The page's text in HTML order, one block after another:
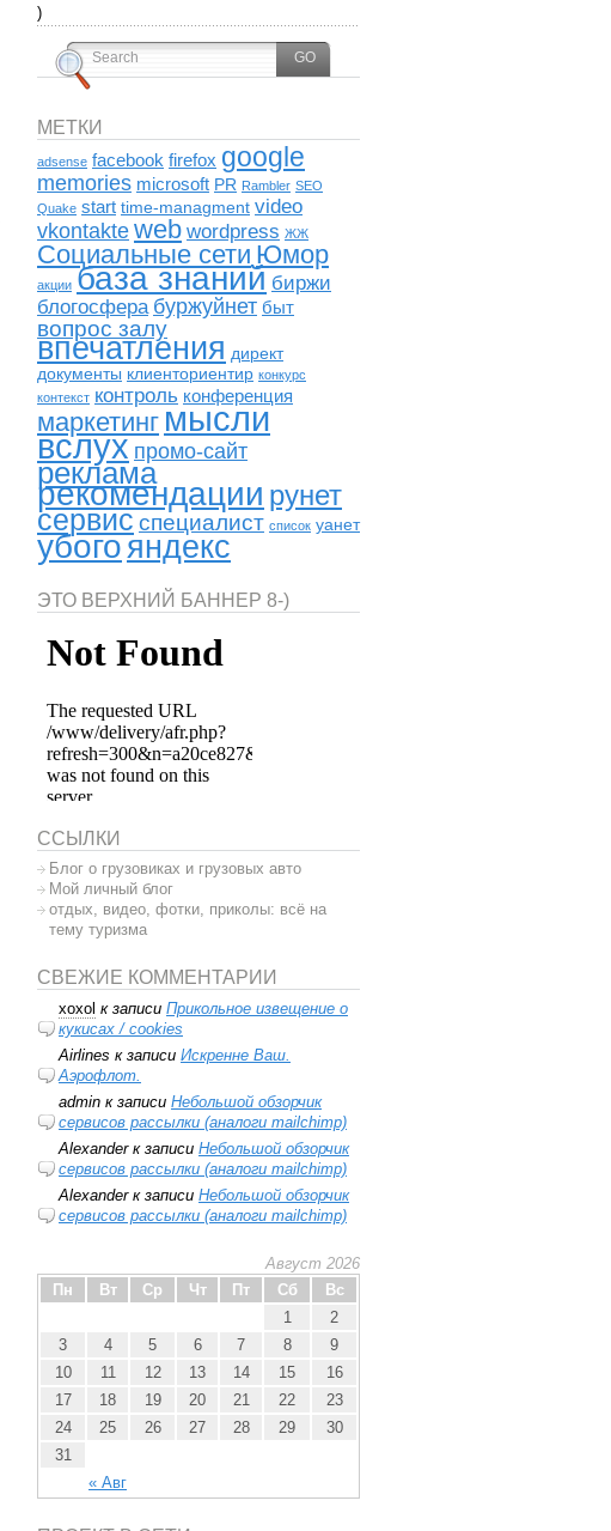
)
МЕТКИ
adsense facebook firefox google
memories microsoft PR Rambler SEO
Quake start time-managment video
vkontakteweb wordpress ЖЖ
Социальные сети Юмор
акции база знаний биржи
блогосфера буржуйнет быт
вопрос залу
впечатления директ
документы клиенториентир конкурс
контекст контроль конференция
маркетинг мысли
вслух промо-сайт
реклама
рекомендации рунет
сервисспециалист список уанет
убогояндекс
ЭТО ВЕРХНИЙ БАННЕР 8-)
ССЫЛКИ
Блог о грузовиках и грузовых авто
Мой личный блог
отдых, видео, фотки, приколы: всё на
тему туризма
СВЕЖИЕ КОММЕНТАРИИ
xoxol к записи Прикольное извещение о
кукисах / cookies
Airlines к записи Искренне Ваш.
Аэрофлот.
admin к записи Небольшой обзорчик
сервисов рассылки (аналоги mailchimp)
Alexanderк записи Небольшой обзорчик
сервисов рассылки (аналоги mailchimp)
Alexanderк записи Небольшой обзорчик
сервисов рассылки (аналоги mailchimp)
Август 2026
Пн
Вт Ср Чт Пт Сб Вс
« Авг
1
2
3
4 5 6 7 8
9
10
11 12 13 14 15
16
17
18 19 20 21 22
23
24
25 26 27 28 29
30
31